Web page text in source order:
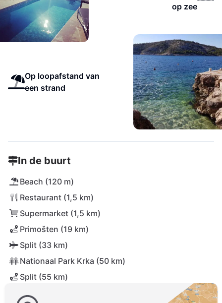
op zee
Op loopafstand van
een strand
In de buurt
Beach (120 m)
Restaurant (1,5 km)
Supermarket (1,5 km)
Primošten (19 km)
Split (33 km)
Nationaal Park Krka (50 km)
Split (55 km)